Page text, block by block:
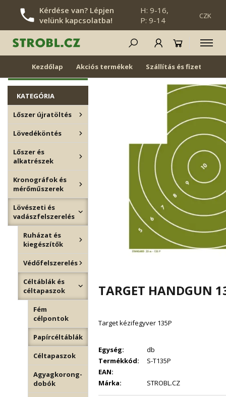
NAVIGÁCIÓ ÁTUGRÁSA
Kérdése van? Lépjen
velünk kapcsolatba!
H: 9-16,
P: 9-14
CZK
Kezdőlap Akciós termékek Szállítás és fizetés
ÚJDONSÁGOK
ÚJRA RAKTÁRON
KATEGÓRIA
Lőszer újratöltés
Lövedéköntés
Lőszer és
alkatrészek
Kronográfok és
mérőműszerek
Lövészeti és
vadászfelszerelés
Ruházat és
kiegészítők
Védőfelszerelés
Céltáblák és
céltapaszok
Fém
célpontok
Papírcéltáblák
Céltapaszok
Agyagkorong-
dobók
Papírcéltáblák
TARGET HANDGUN
Target kézifegyver 135P
Egység:
db
Termékkód:
S-T135P
EAN:
Márka:
STROBL.CZ